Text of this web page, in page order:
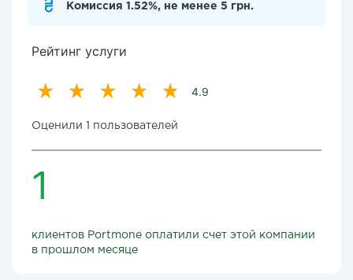
Комиссия 1.52%, не менее 5 грн.
Рейтинг услуги
4.9
Оценили 1 пользователей
1
клиентов Portmone оплатили счет этой компании
в прошлом месяце